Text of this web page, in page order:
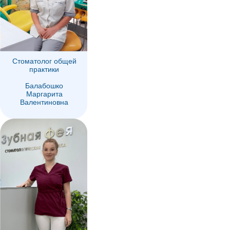
Стоматолог общей
практики
Балабошко
Маргарита
Валентиновна